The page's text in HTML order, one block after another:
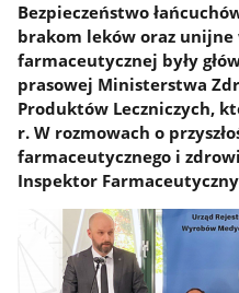
Bezpieczeństwo
brakom leków oraz
farmaceutycznej były
prasowej Ministerstwa
Produktów Leczniczych,
r. W rozmowach o
farmaceutycznego i
Inspektor